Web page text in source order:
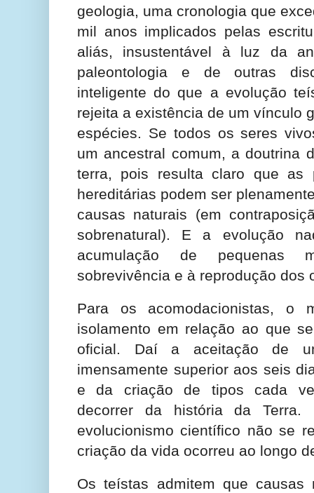
geologia, uma cronologia que
mil anos implicados pelas
aliás, insustentável à luz da
paleontologia e de outras
inteligente do que a evolução
rejeita a existência de um vínculo
espécies. Se todos os seres
um ancestral comum, a doutrina
terra, pois resulta claro que as
hereditárias podem ser
causas naturais (em
sobrenatural). E a evolução
acumulação de pequenas
sobrevivência e à reprodução dos
Para os acomodacionistas, o
isolamento em relação ao que
oficial. Daí a aceitação de
imensamente superior aos seis
e da criação de tipos cada
decorrer da história da
evolucionismo científico não se
criação da vida ocorreu ao longo
Os teístas admitem que causas